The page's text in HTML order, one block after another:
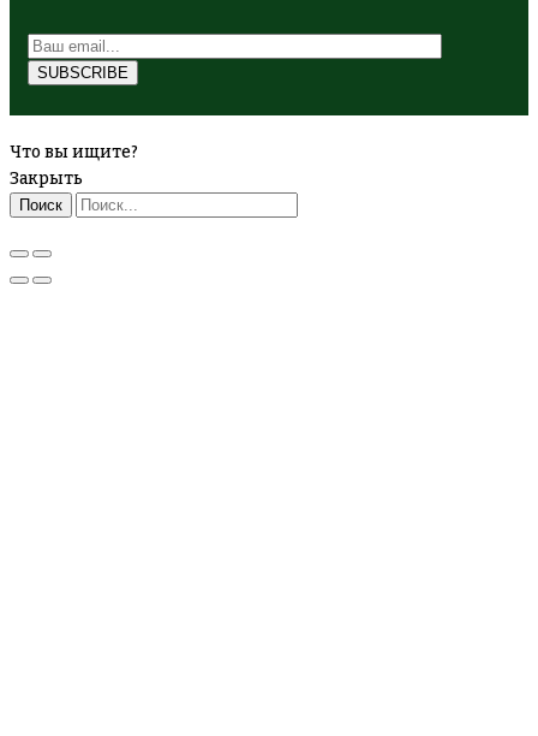
Что вы ищите?
Закрыть
Поиск